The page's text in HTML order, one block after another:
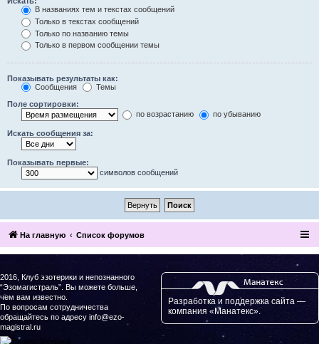
В названиях тем и текстах сообщений
Только в текстах сообщений
Только по названию темы
Только в первом сообщении темы
Показывать результаты как:
Сообщения
Темы
Поле сортировки:
по возрастанию
по убыванию
Искать сообщения за:
Показывать первые:
символов сообщений
На главную Список форумов
Разработка и поддержка сайта —
компания «Манатекс».
2016, Клуб эзотерики и непознанного
“Эзомагистраль”. Вы можете больше,
чем вам известно.
По вопросам сотрудничества
обращайтесь по адресу info@ezo-
magistral.ru